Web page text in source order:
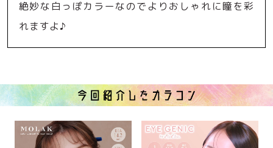
絶妙な白っぽカラーなのでよりおしゃれに瞳を彩
れますよ♪